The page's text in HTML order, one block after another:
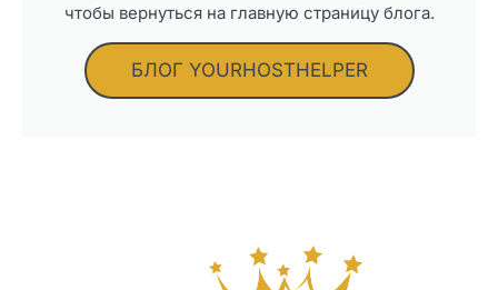
чтобы вернуться на главную страницу блога.
БЛОГ YOURHOSTHELPER